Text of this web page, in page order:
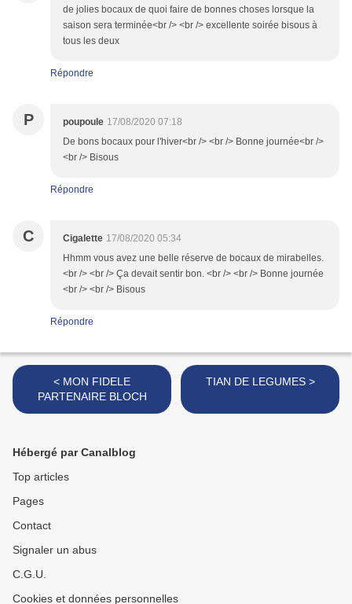
de jolies bocaux de quoi faire de bonnes choses lorsque la
saison sera terminée<br /> <br /> excellente soirée bisous à
tous les deux
Répondre
P poupoule 17/08/2020 07:18
De bons bocaux pour l'hiver<br /> <br /> Bonne journée<br />
<br /> Bisous
Répondre
C Cigalette 17/08/2020 05:34
Hhmm vous avez une belle réserve de bocaux de mirabelles.
<br /> <br /> Ça devait sentir bon. <br /> <br /> Bonne journée
<br /> <br /> Bisous
Répondre
< MON FIDELE
PARTENAIRE BLOCH
TIAN DE LEGUMES >
Hébergé par Canalblog
Top articles
Pages
Contact
Signaler un abus
C.G.U.
Cookies et données personnelles